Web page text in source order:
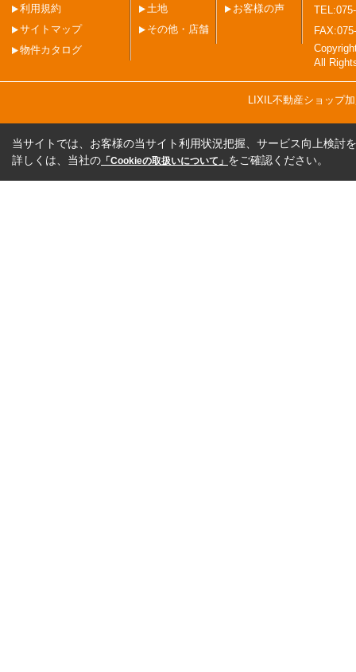
利用規約
サイトマップ
物件カタログ
土地
その他・店舗
お客様の声
All
LIXIL不動産ショップ
当サイトでは、お客様の当サイト利用状況把握、サービス向上検討
詳しくは、当社の 「Cookieの取扱いについて」 をご確認ください。